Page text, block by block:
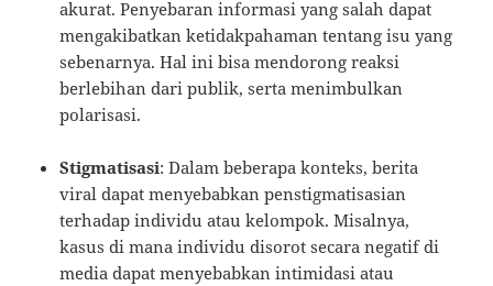
akurat. Penyebaran informasi yang salah dapat
mengakibatkan ketidakpahaman tentang isu yang
sebenarnya. Hal ini bisa mendorong reaksi
berlebihan dari publik, serta menimbulkan
polarisasi.
Stigmatisasi: Dalam beberapa konteks, berita
viral dapat menyebabkan penstigmatisasian
terhadap individu atau kelompok. Misalnya,
kasus di mana individu disorot secara negatif di
media dapat menyebabkan intimidasi atau